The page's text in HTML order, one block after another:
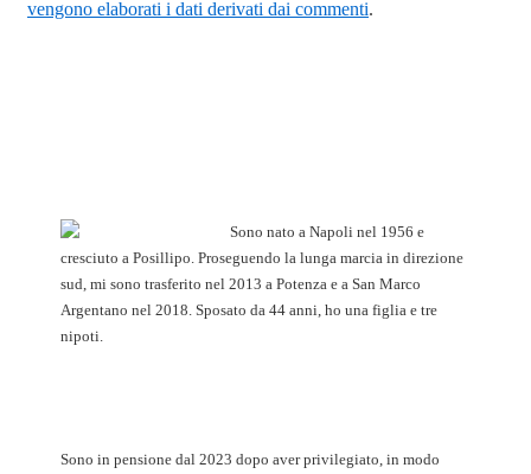
vengono elaborati i dati derivati dai commenti.
Sono nato a Napoli nel 1956 e
cresciuto a Posillipo. Proseguendo la lunga marcia in direzione
sud, mi sono trasferito nel 2013 a Potenza e a San Marco
Argentano nel 2018. Sposato da 44 anni, ho una figlia e tre
nipoti.
Sono in pensione dal 2023 dopo aver privilegiato, in modo